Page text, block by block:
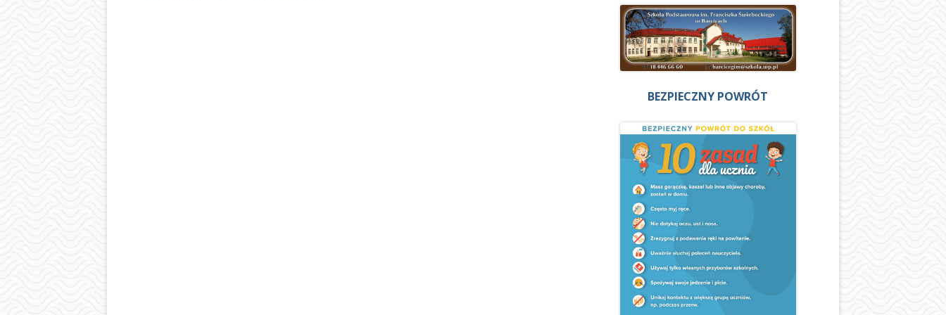
BEZPIECZNY POWRÓT